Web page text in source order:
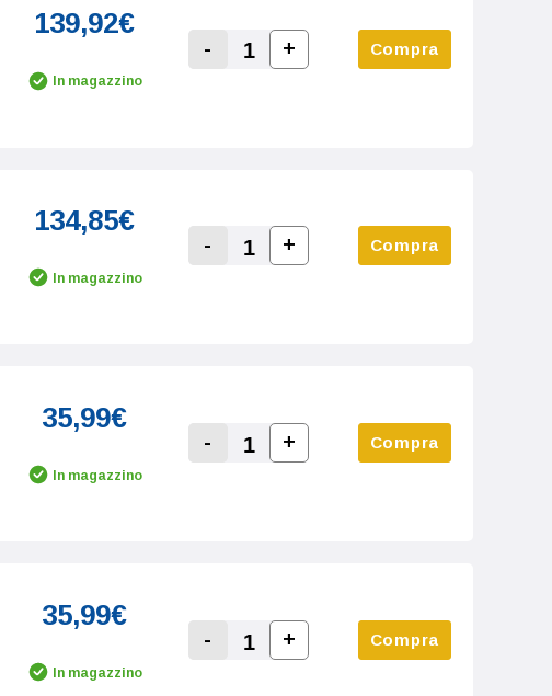
139,92€
In magazzino Decrease Quantity:
-
Increase Quantity:
+ Compra
134,85€
In magazzino
-
Increase Quantity:
+ Compra
35,99€
In magazzino
-
Increase Quantity:
+ Compra
35,99€
In magazzino Decrease Quantity:
-
Increase Quantity:
+ Compra